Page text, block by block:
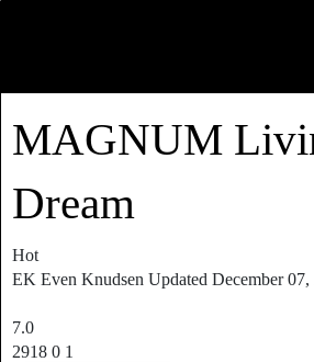
MAGNUM
Dream
Hot
EK Even Knudsen Updated December 07,
7.0
2918 0 1